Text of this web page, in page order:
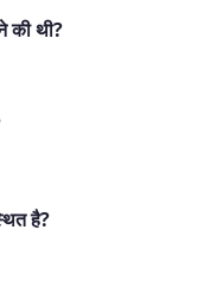
की थी?
है?